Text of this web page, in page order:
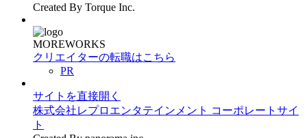
Created By Torque Inc.
MOREWORKS
クリエイターの転職はこちら
PR
サイトを直接開く
株式会社レプロエンタテインメント コーポレートサイ
ト